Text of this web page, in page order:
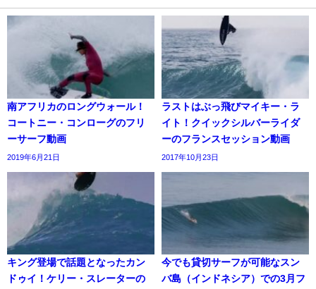
南アフリカのロングウォール！
コートニー・コンローグのフリ
ーサーフ動画
2019年6月21日
ラストはぶっ飛びマイキー・ラ
イト！クイックシルバーライダ
ーのフランスセッション動画
2017年10月23日
キング登場で話題となったカン
ドゥイ！ケリー・スレーターの
今でも貸切サーフが可能なスン
バ島（インドネシア）での3月フ